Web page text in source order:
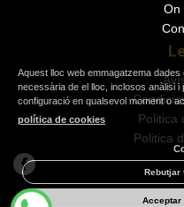
On
Politica
Politica
Aquest lloc web emmagatzema
necessària de el lloc, inclosos anàlisi
configuració en qualsevol moment o
política de cookies
Rebutjar
Acceptar